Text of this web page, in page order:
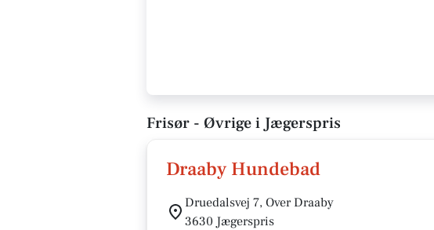
Frisør - Øvrige i Jægerspris
Draaby Hundebad
Druedalsvej 7, Over Draaby
3630 Jægerspris